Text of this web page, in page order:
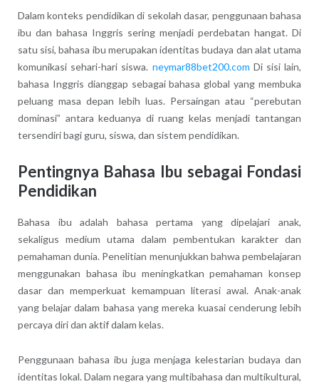
Dalam konteks pendidikan di sekolah dasar, penggunaan bahasa
ibu dan bahasa Inggris sering menjadi perdebatan hangat. Di
satu sisi, bahasa ibu merupakan identitas budaya dan alat utama
komunikasi sehari-hari siswa. neymar88bet200.com Di sisi lain,
bahasa Inggris dianggap sebagai bahasa global yang membuka
peluang masa depan lebih luas. Persaingan atau “perebutan
dominasi” antara keduanya di ruang kelas menjadi tantangan
tersendiri bagi guru, siswa, dan sistem pendidikan.
Pentingnya Bahasa Ibu sebagai Fondasi
Pendidikan
Bahasa ibu adalah bahasa pertama yang dipelajari anak,
sekaligus medium utama dalam pembentukan karakter dan
pemahaman dunia. Penelitian menunjukkan bahwa pembelajaran
menggunakan bahasa ibu meningkatkan pemahaman konsep
dasar dan memperkuat kemampuan literasi awal. Anak-anak
yang belajar dalam bahasa yang mereka kuasai cenderung lebih
percaya diri dan aktif dalam kelas.
Penggunaan bahasa ibu juga menjaga kelestarian budaya dan
identitas lokal. Dalam negara yang multibahasa dan multikultural,